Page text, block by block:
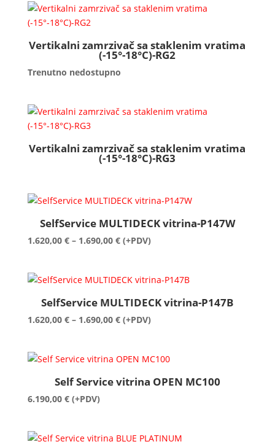
Vertikalni zamrzivač sa staklenim vratima
(-15°-18°C)-RG2
Trenutno nedostupno
Vertikalni zamrzivač sa staklenim vratima
(-15°-18°C)-RG3
SelfService MULTIDECK vitrina-P147W
1.620,00 € – 1.690,00 €Raspon
1.620,00 €
do
1.690,00 €
(+PDV)
SelfService MULTIDECK vitrina-P147B
1.620,00 € – 1.690,00 €Raspon
1.620,00 €
do
1.690,00 €
(+PDV)
Self Service vitrina OPEN MC100
6.190,00 € (+PDV)